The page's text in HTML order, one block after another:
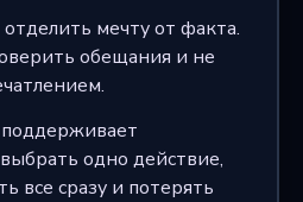
мечту от факта.
обещания и не
одно действие,
все сразу и потерять